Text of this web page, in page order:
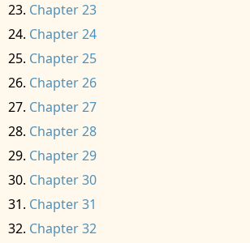
Chapter 23
Chapter 24
Chapter 25
Chapter 26
Chapter 27
Chapter 28
Chapter 29
Chapter 30
Chapter 31
Chapter 32